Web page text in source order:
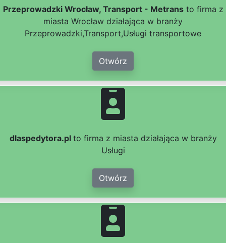
Przeprowadzki Wrocław, Transport - Metransto firma z
miasta Wrocław działająca w branży
Przeprowadzki,Transport,Usługi transportowe
Otwórz
dlaspedytora.pl to firma z miasta działająca w branży
Usługi
Otwórz